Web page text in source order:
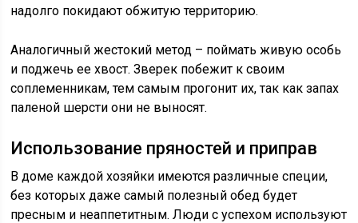
надолго покидают обжитую территорию.
Аналогичный жестокий метод – поймать живую особь
и поджечь ее хвост. Зверек побежит к своим
соплеменникам, тем самым прогонит их, так как запах
паленой шерсти они не выносят.
Использование пряностей и приправ
В доме каждой хозяйки имеются различные специи,
без которых даже самый полезный обед будет
пресным и неаппетитным. Люди с успехом используют